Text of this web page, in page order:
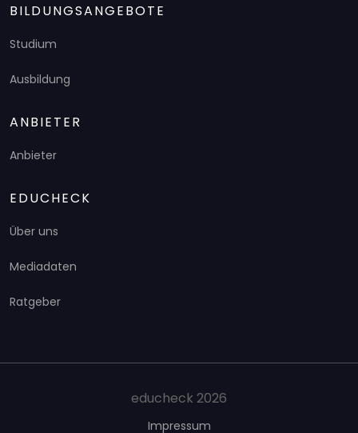
BILDUNGSANGEBOTE
Studium
Ausbildung
ANBIETER
Anbieter
EDUCHECK
Über uns
Mediadaten
Ratgeber
educheck 2026
Impressum